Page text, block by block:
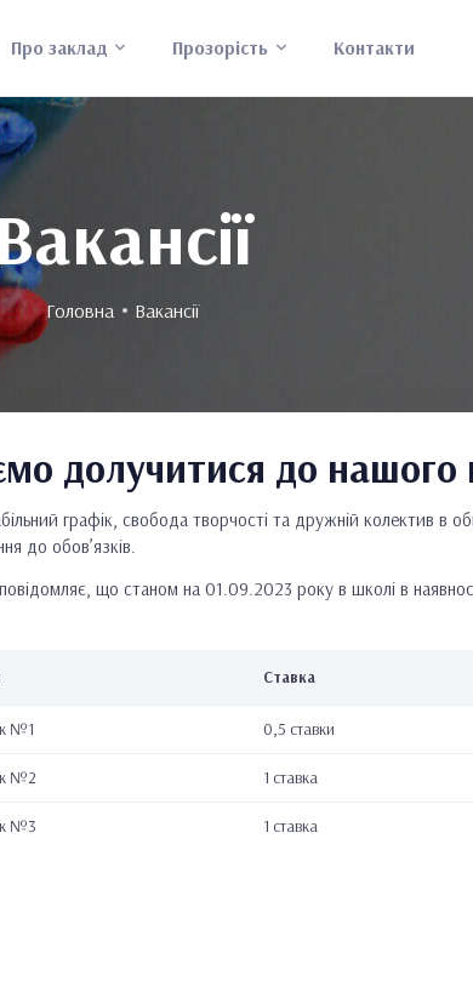
Про заклад Прозорість Контакти
Головна Вакансії
долучитися до нашого
графік, свобода творчості та дружній колектив в
до обов’язків.
що станом на 01.09.2023 року в школі в
Ставка
№1 0,5 ставки
№2 1 ставка
№3 1 ставка